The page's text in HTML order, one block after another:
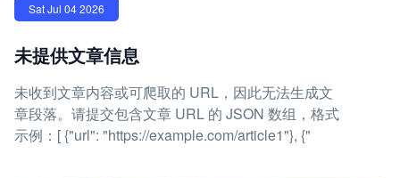
Sat Jul 04 2026
未提供文章信息
未收到文章内容或可爬取的 URL，因此无法生成文
章段落。请提交包含文章 URL 的 JSON 数组，格式
示例：[ {"url": "https://example.com/article1"}, {"